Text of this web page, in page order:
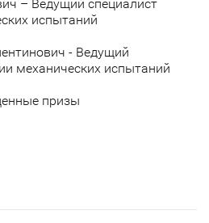
– Ведущий специалист
испытаний
- Ведущий
механических испытаний
призы